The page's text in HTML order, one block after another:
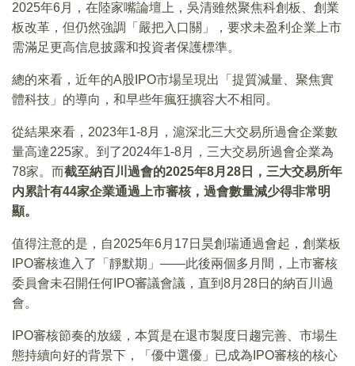
2025年6月，在陸家嘴論壇上，吳清雖然聚焦科創板、創業
板改革，但仍然強調「嚴把入口關」，要求未盈利企業上市
需滿足更高信息披露和投資者保護標準。
總的來看，近年的A股IPO市場呈現出「提質減量、聚焦實
體科技」的導向，和早些年瘋狂擴容大不相同。
從結果來看，2023年1-8月，滬深北三大交易所過會企業數
量高達225家。到了2024年1-8月，三大交易所過會企業為
78家。而截至納百川過會的2025年8月28 日，三大交易所年
内累計有44家企業通過上市審核，過會數量減少得非常明
顯。
值得注意的是，自2025年6月17日昊創瑞通過會起，創業板
IPO審核進入了「靜默期」——此後兩個多月間，上市審核
委員會未召開任何IPO審議會議，直到8月28日的納百川過
會。
IPO審核節奏的放緩，本質是在退市製度日趨完善、市場生
態持續向好的背景下，「優中選優」已成為IPO審核的核心